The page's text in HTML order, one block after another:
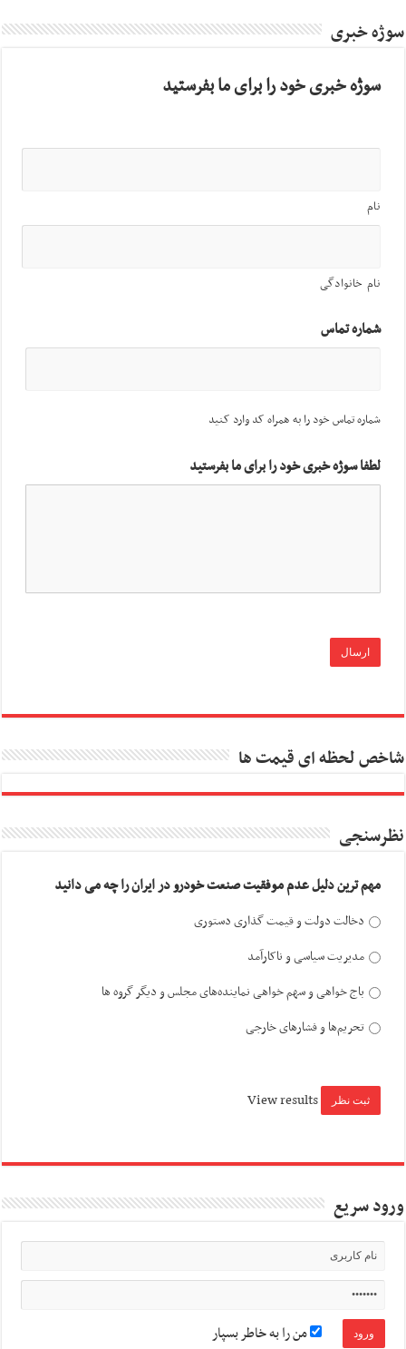
سوژه خبری
سوژه خبری خود را برای ما بفرستید
نام
نام خانوادگی
شماره تماس
شماره تماس خود را به همراه کد وارد کنید
لطفا سوژه خبری خود را برای ما بفرستید
شاخص لحظه ای قیمت ها
نظرسنجی
مهم ترین دلیل عدم موفقیت صنعت خودرو در ایران را چه می دانید
دخالت دولت و قیمت گذاری دستوری
مدیریت سیاسی و ناکارآمد
باج خواهی و سهم خواهی نماینده‌های مجلس و دیگر گروه ها
تحریم‌ها و فشارهای خارجی
View results
ورود سریع
من را به خاطر بسپار